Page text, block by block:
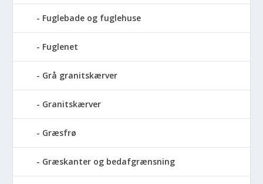
Fuglebade og fuglehuse
Fuglenet
Grå granitskærver
Granitskærver
Græsfrø
Græskanter og bedafgrænsning